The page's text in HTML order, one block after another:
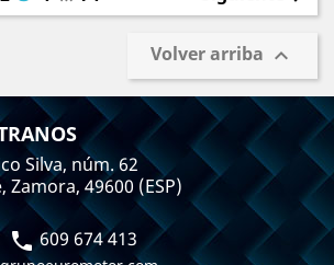
Volver arriba 
Silva, núm. 62
Zamora, 49600 (ESP)
 609 674 413